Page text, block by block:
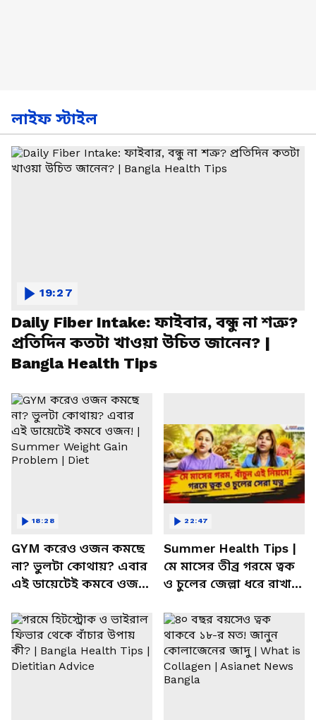
লাইফ স্টাইল
Daily Fiber Intake: ফাইবার, বন্ধু না শত্রু?
প্রতিদিন কতটা খাওয়া উচিত জানেন? |
Bangla Health Tips
19:27
GYM করেও ওজন কমছে
না? ভুলটা কোথায়? এবার
এই ডায়েটেই কমবে ওজন!
Problem | Diet
18:28
Summer Health Tips |
মে মাসের তীব্র গরমে ত্বক
ও চুলের জেল্লা ধরে রাখার
22:47